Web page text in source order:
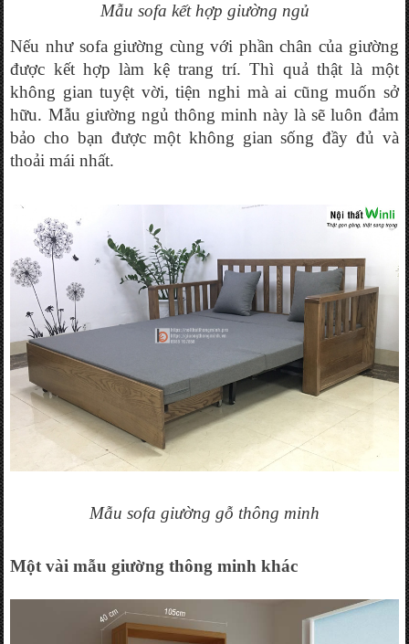
Mẫu sofa kết hợp giường ngủ
Nếu như sofa giường cùng với phần chân của giường
được kết hợp làm kệ trang trí. Thì quả thật là một
không gian tuyệt vời, tiện nghi mà ai cũng muốn sở
hữu. Mẫu giường ngủ thông minh này là sẽ luôn đảm
bảo cho bạn được một không gian sống đầy đủ và
thoải mái nhất.
Mẫu sofa giường gỗ thông minh
Một vài mẫu giường thông minh khác